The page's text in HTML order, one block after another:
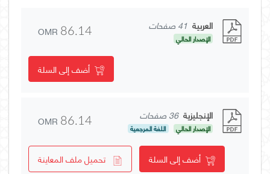
العربية 41 صفحات
الإصدار الحالي OMR 86.14
أضف إلى السلة
الإنجليزية 36 صفحات
الإصدار الحالي اللغة المرجعية OMR 86.14
أضف إلى السلة تحميل ملف المعاينة